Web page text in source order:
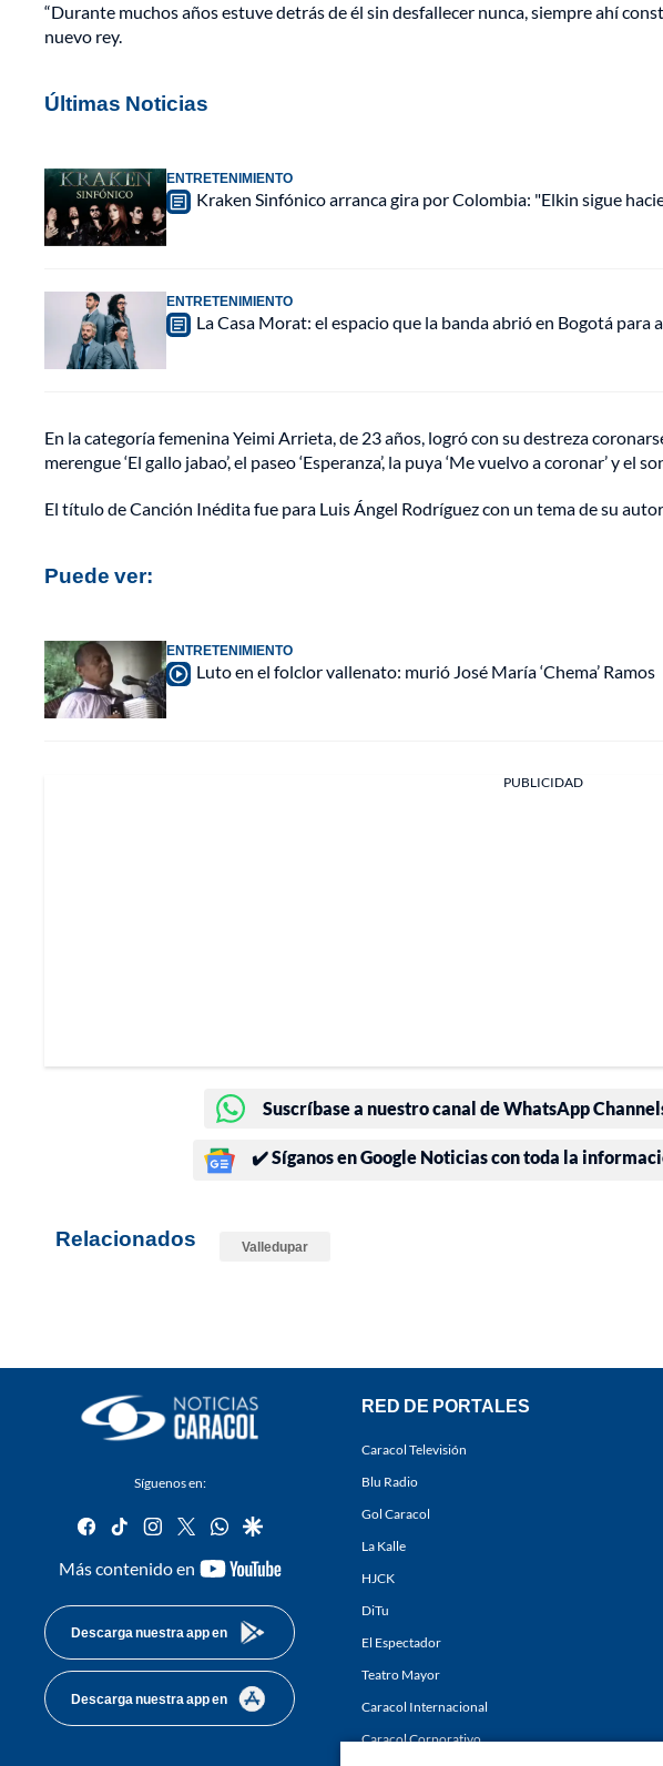
“Durante muchos años estuve detrás de él sin desfallecer nunca, siempre ahí
nuevo rey.
Últimas Noticias
ENTRETENIMIENTO
Kraken Sinfónico arranca gira por Colombia: "Elkin sigue
ENTRETENIMIENTO
La Casa Morat: el espacio que la banda abrió en Bogotá para
En la categoría femenina Yeimi Arrieta, de 23 años, logró con su destreza
merengue ‘El gallo jabao’, el paseo ‘Esperanza’, la puya ‘Me vuelvo a coronar’ y el
El título de Canción Inédita fue para Luis Ángel Rodríguez con un tema de su
Puede ver:
ENTRETENIMIENTO
Luto en el folclor vallenato: murió José María ‘Chema’ Ramos
PUBLICIDAD
Suscríbase a nuestro canal de WhatsApp
✔️ Síganos en Google Noticias con toda la
Relacionados Valledupar
Síguenos en:
facebook
tiktok instagram
twitterwhatsapp
google
Más contenido en
youtube-
Descarga nuestra app en
Descarga nuestra app en
RED DE PORTALES
Caracol Televisión
Blu Radio
Gol Caracol
La Kalle
HJCK
DiTu
El Espectador
Teatro Mayor
Caracol Internacional
Caracol Corporativo